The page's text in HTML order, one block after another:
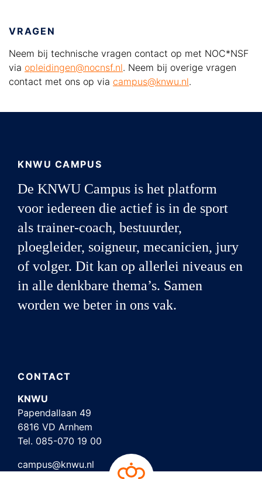
VRAGEN
Neem bij technische vragen contact op met NOC*NSF
via opleidingen@nocnsf.nl. Neem bij overige vragen
contact met ons op via campus@knwu.nl.
CONTACT
KNWU
Papendallaan 49
6816 VD Arnhem
Tel. 085-070 19 00
campus@knwu.nl
KNWU CAMPUS
De KNWU Campus is het platform
voor iedereen die actief is in de sport
als trainer-coach, bestuurder,
ploegleider, soigneur, mecanicien, jury
of volger. Dit kan op allerlei niveaus en
in alle denkbare thema’s. Samen
worden we beter in ons vak.